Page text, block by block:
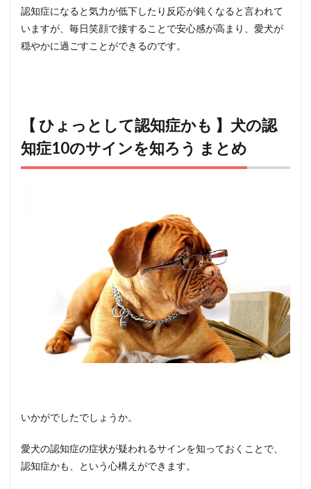
認知症になると気力が低下したり反応が鈍くなると言われて
いますが、毎日笑顔で接することで安心感が高まり、愛犬が
穏やかに過ごすことができるのです。
【 ひょっとして認知症かも 】犬の認
知症10のサインを知ろう まとめ
いかがでしたでしょうか。
愛犬の認知症の症状が疑われるサインを知っておくことで、
認知症かも、という心構えができます。